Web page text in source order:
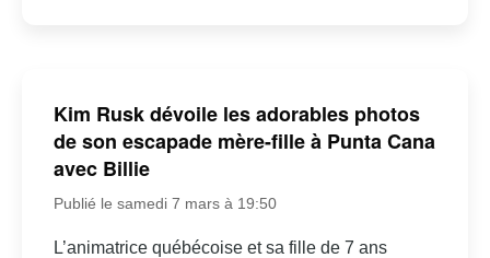
Kim Rusk dévoile les adorables photos
de son escapade mère-fille à Punta Cana
avec Billie
Publié le samedi 7 mars à 19:50
L’animatrice québécoise et sa fille de 7 ans